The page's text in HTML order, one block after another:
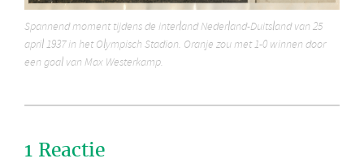
Spannend moment tijdens de interland Nederland-Duitsland van 25
april 1937 in het Olympisch Stadion. Oranje zou met 1-0 winnen door
een goal van Max Westerkamp.
1 Reactie